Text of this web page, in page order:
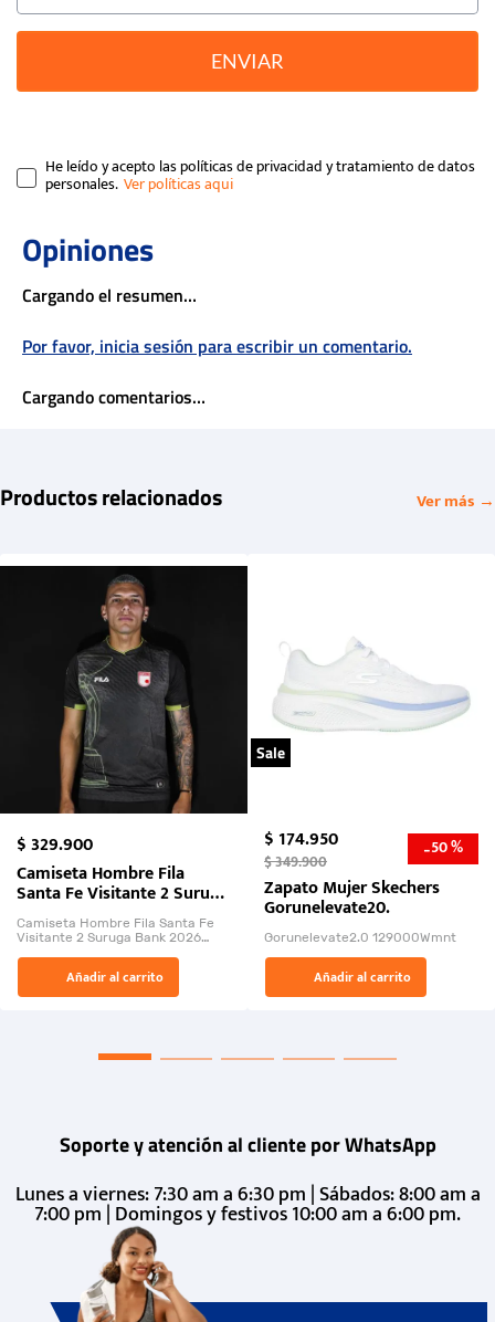
ENVIAR
He leído y acepto las políticas de privacidad y tratamiento de datos
personales.
Cargando el resumen…
Por favor, inicia sesión para escribir un comentario.
Cargando comentarios…
Productos relacionados Ver más →
$329.900
Camiseta Hombre Fila
Santa Fe Visitante 2 Suruga
Bank 2026
Camiseta Hombre Fila Santa Fe
Visitante 2 Suruga Bank 2026
El Rugido del Sol Naciente:
“Primeros para la Et...
Añadir al carrito
Sale
$174.950
$349.900 -50 %
Zapato Mujer Skechers
Gorunelevate20.
Gorunelevate2.0 129000Wmnt
Añadir al carrito
Soporte y atención al cliente por WhatsApp
Lunes a viernes: 7:30 am a 6:30 pm | Sábados: 8:00 am a
7:00 pm | Domingos y festivos 10:00 am a 6:00 pm.